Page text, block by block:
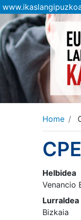
Home
Helbidea
Venancio
Lurraldea
Bizkaia